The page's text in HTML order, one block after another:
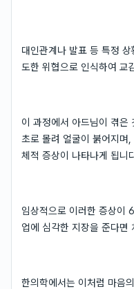
대인관계나 발표 등 특정
도한 위협으로 인식하여 교
이 과정에서 아드님이 겪은
초로 몰려 얼굴이 붉어지며
체적 증상이 나타나게 됩니
임상적으로 이러한 증상이
업에 심각한 지장을 준다면
한의학에서는 이처럼 마음